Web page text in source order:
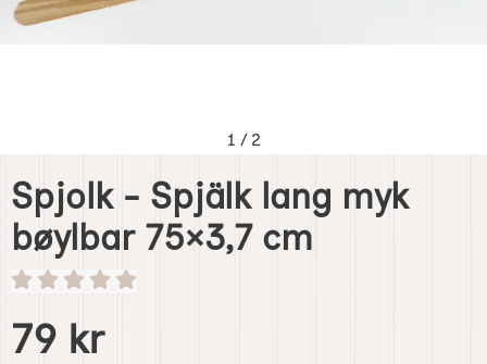
1 / 2
Spjolk - Spjälk lang myk
bøylbar 75×3,7 cm
Handle dette produktet, Spjolk - Spjälk lang myk bøylbar
pris
79 kr